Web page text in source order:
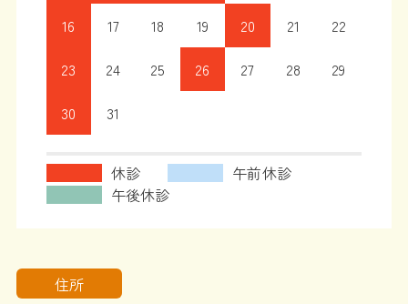
16
17 18 19 20 21
22
23
24 25 26 27 28
29
30
31
休診
午前休診
午後休診
住所